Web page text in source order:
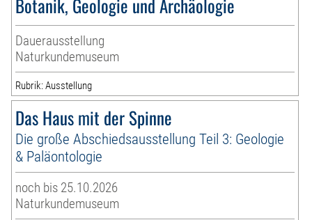
Botanik, Geologie und Archäologie
Dauerausstellung
Naturkundemuseum
Rubrik: Ausstellung
Das Haus mit der Spinne
Die große Abschiedsausstellung Teil 3: Geologie
& Paläontologie
noch bis 25.10.2026
Naturkundemuseum